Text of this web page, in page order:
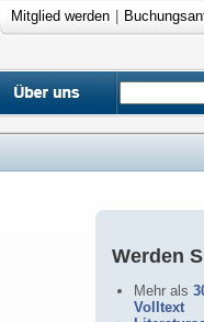
Mitglied werden
Werden
Mehr als
Volltext